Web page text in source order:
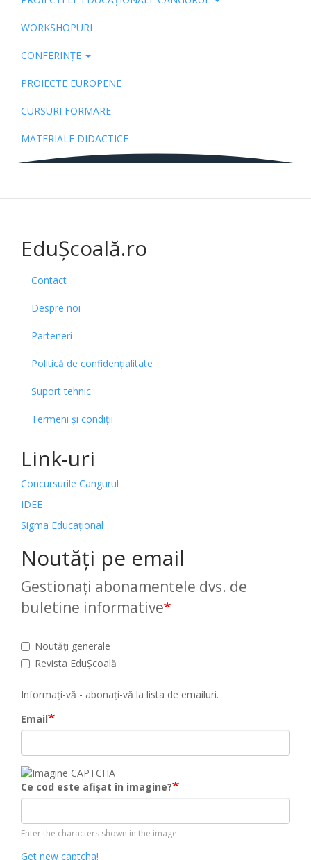
Pub
WORKSHOPURI
CONFERINȚE
PROIECTE EUROPENE
CURSURI FORMARE
MATERIALE DIDACTICE
EduȘcoală.ro
Contact
Despre noi
Parteneri
Politică de confidențialitate
Suport tehnic
Termeni și condiții
Link-uri
Concursurile Cangurul
IDEE
Sigma Educațional
Noutăți pe email
Gestionați abonamentele dvs. de
buletine informative
Noutăți generale
Revista EduȘcoală
Informați-vă - abonați-vă la lista de emailuri.
Email
Ce cod este afișat în imagine?
Enter the characters shown in the image.
Get new captcha!